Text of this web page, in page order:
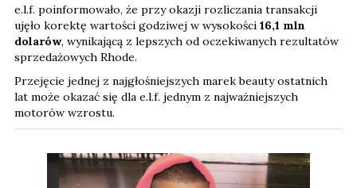
e.l.f. poinformowało, że przy okazji rozliczania transakcji
ujęło korektę wartości godziwej w wysokości 16,1 mln
dolarów, wynikającą z lepszych od oczekiwanych rezultatów
sprzedażowych Rhode.
Przejęcie jednej z najgłośniejszych marek beauty ostatnich
lat może okazać się dla e.l.f. jednym z najważniejszych
motorów wzrostu.